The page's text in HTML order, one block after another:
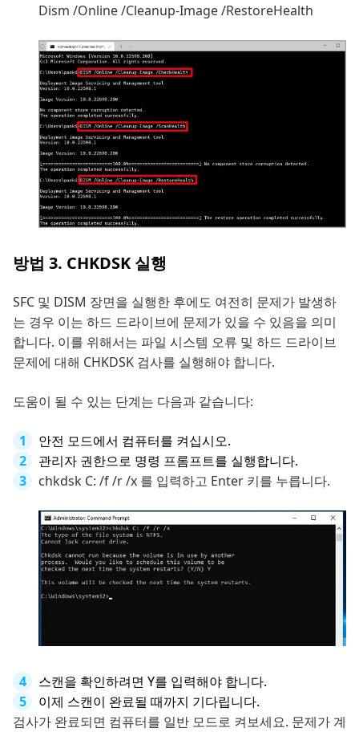
Dism /Online /Cleanup-Image /RestoreHealth
방법 3. CHKDSK 실행
SFC 및 DISM 장면을 실행한 후에도 여전히 문제가 발생하
는 경우 이는 하드 드라이브에 문제가 있을 수 있음을 의미
합니다. 이를 위해서는 파일 시스템 오류 및 하드 드라이브
문제에 대해 CHKDSK 검사를 실행해야 합니다.
도움이 될 수 있는 단계는 다음과 같습니다:
안전 모드에서 컴퓨터를 켜십시오.
관리자 권한으로 명령 프롬프트를 실행합니다.
chkdsk C: /f /r /x 를 입력하고 Enter 키를 누릅니다.
스캔을 확인하려면 Y를 입력해야 합니다.
이제 스캔이 완료될 때까지 기다립니다.
검사가 완료되면 컴퓨터를 일반 모드로 켜보세요. 문제가 계